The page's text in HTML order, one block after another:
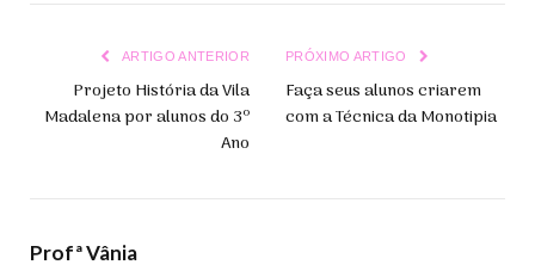
ARTIGO ANTERIOR
Projeto História da Vila
Madalena por alunos do 3º
Ano
PRÓXIMO ARTIGO
Faça seus alunos criarem
com a Técnica da Monotipia
Profª Vânia